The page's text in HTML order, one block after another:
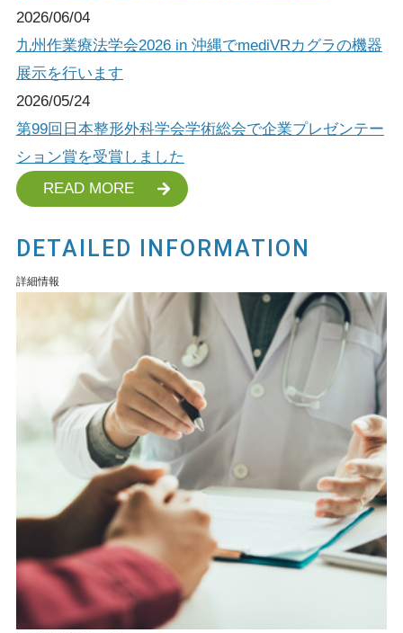
2026/06/04
九州作業療法学会2026 in 沖縄でmediVRカグラの機器
展示を行います
2026/05/24
第99回日本整形外科学会学術総会で企業プレゼンテー
ション賞を受賞しました
READ MORE
DETAILED INFORMATION
詳細情報